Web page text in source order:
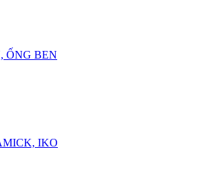
ỐNG BEN
IKO